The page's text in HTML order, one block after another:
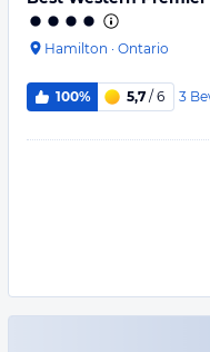
Hamilton · Ontario
100% 5,7 / 6 3